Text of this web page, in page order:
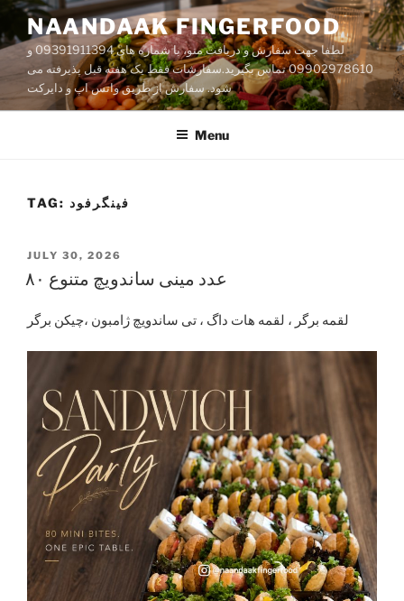
Skip
to
content
NAANDAAK FINGERFOOD
لطفا جهت سفارش و دریافت منو، با شماره های 09391911394 و
09902978610 تماس بگیرید.سفارشات فقط یک هفته قبل پذیرفته می
شود. سفارش از طریق واتس اپ و دایر‌کت
Menu
TAG: فینگرفود
POSTED
ON
JULY 30, 2026
۸۰ عدد مینی ساندویچ متنوع
لقمه برگر ، لقمه هات داگ ، تی ساندویچ ژامبون ،چیکن برگر